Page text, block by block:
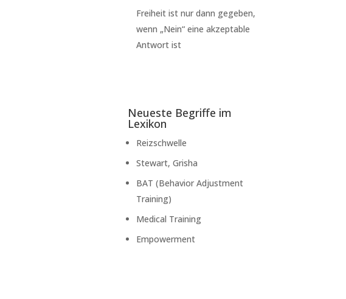
Freiheit ist nur dann gegeben,
wenn „Nein“ eine akzeptable
Antwort ist
Neueste Begriffe im
Lexikon
Reizschwelle
Stewart, Grisha
BAT (Behavior Adjustment
Training)
Medical Training
Empowerment